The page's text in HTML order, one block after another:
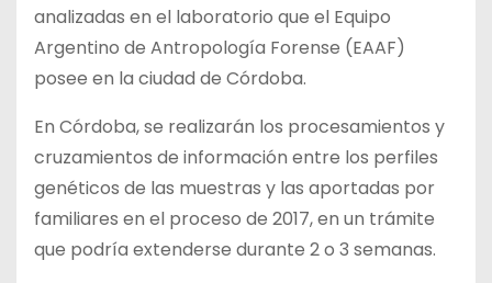
analizadas en el laboratorio que el Equipo
Argentino de Antropología Forense (EAAF)
posee en la ciudad de Córdoba.
En Córdoba, se realizarán los procesamientos y
cruzamientos de información entre los perfiles
genéticos de las muestras y las aportadas por
familiares en el proceso de 2017, en un trámite
que podría extenderse durante 2 o 3 semanas.